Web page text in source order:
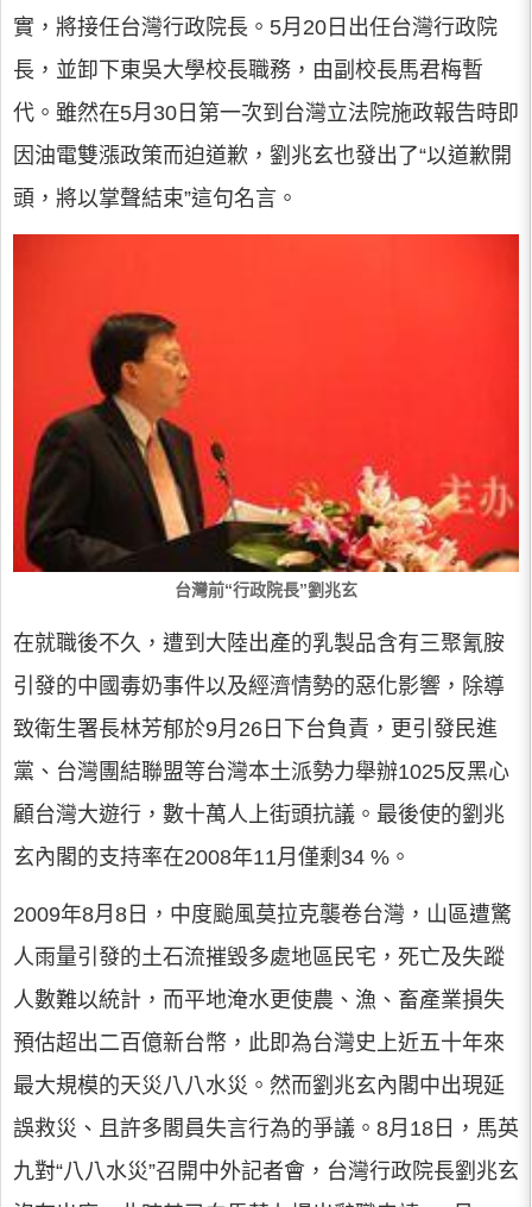
實，將接任台灣行政院長。5月20日出任台灣行政院
長，並卸下東吳大學校長職務，由副校長馬君梅暫
代。雖然在5月30日第一次到台灣立法院施政報告時即
因油電雙漲政策而迫道歉，劉兆玄也發出了“以道歉開
頭，將以掌聲結束”這句名言。
台灣前“行政院長”劉兆玄
在就職後不久，遭到大陸出產的乳製品含有三聚氰胺
引發的中國毒奶事件以及經濟情勢的惡化影響，除導
致衛生署長林芳郁於9月26日下台負責，更引發民進
黨、台灣團結聯盟等台灣本土派勢力舉辦1025反黑心
顧台灣大遊行，數十萬人上街頭抗議。最後使的劉兆
玄內閣的支持率在2008年11月僅剩34 %。
2009年8月8日，中度颱風莫拉克襲卷台灣，山區遭驚
人雨量引發的土石流摧毀多處地區民宅，死亡及失蹤
人數難以統計，而平地淹水更使農、漁、畜產業損失
預估超出二百億新台幣，此即為台灣史上近五十年來
最大規模的天災八八水災。然而劉兆玄內閣中出現延
誤救災、且許多閣員失言行為的爭議。8月18日，馬英
九對“八八水災”召開中外記者會，台灣行政院長劉兆玄